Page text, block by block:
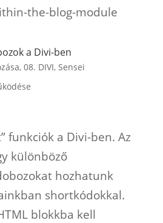
the-blog-module
a Divi-ben
, 08. DIVI, Sensei
funkciók a Divi-ben. Az
különböző
hozhatunk
shortkódokkal.
blokkba kell